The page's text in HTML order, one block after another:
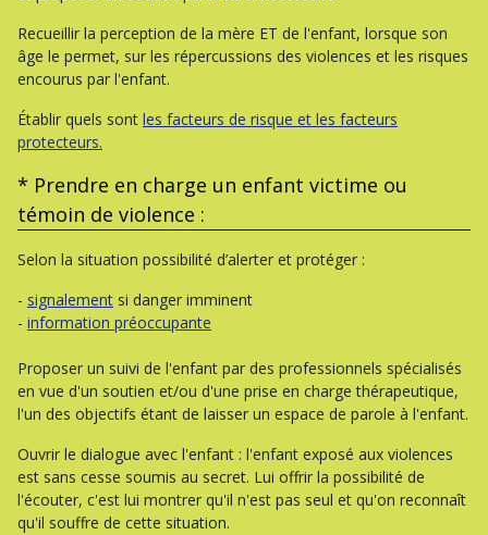
Recueillir la perception de la mère ET de l'enfant, lorsque son
âge le permet, sur les répercussions des violences et les risques
encourus par l'enfant.
Établir quels sont les facteurs de risque et les facteurs
protecteurs.
* Prendre en charge un enfant victime ou
témoin de violence :
Selon la situation possibilité d’alerter et protéger :
- signalement si danger imminent
- information préoccupante
Proposer un suivi de l'enfant par des professionnels spécialisés
en vue d'un soutien et/ou d'une prise en charge thérapeutique,
l'un des objectifs étant de laisser un espace de parole à l'enfant.
Ouvrir le dialogue avec l'enfant : l'enfant exposé aux violences
est sans cesse soumis au secret. Lui offrir la possibilité de
l'écouter, c'est lui montrer qu'il n'est pas seul et qu'on reconnaît
qu'il souffre de cette situation.